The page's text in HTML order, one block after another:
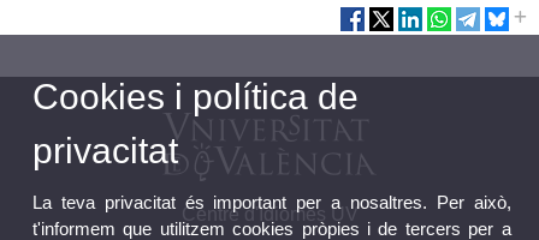
Centre d'Idiomes UV
Cookies i política de
privacitat
La teva privacitat és important per a nosaltres. Per això,
t'informem que utilitzem cookies pròpies i de tercers per a